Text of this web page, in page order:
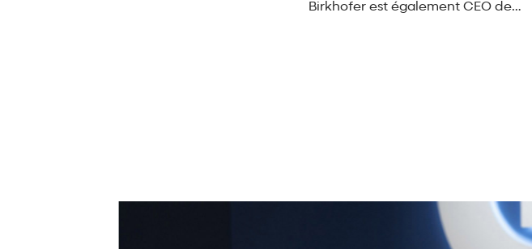
Birkhofer est également CEO de
l’ESB Business School de Reutlingen
(Allemagne) et de la NEOMA
Business School de Reims, Doris